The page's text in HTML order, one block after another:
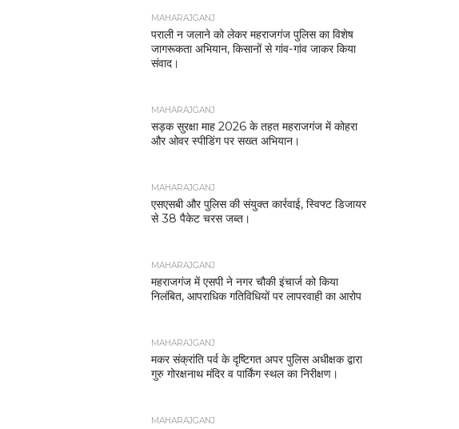
MAHARAJGANJ
पराली न जलाने को लेकर महराजगंज पुलिस का विशेष
जागरूकता अभियान, किसानों से गांव-गांव जाकर किया
संवाद।
MAHARAJGANJ
सड़क सुरक्षा माह 2026 के तहत महराजगंज में कोहरा
और ओवर स्पीडिंग पर सख्त अभियान।
MAHARAJGANJ
एसएसबी और पुलिस की संयुक्त कार्रवाई, स्विफ्ट डिजायर
से 38 पैकेट चरस जब्त।
MAHARAJGANJ
महराजगंज में एसपी ने नगर चौकी इंचार्ज को किया
निलंबित, आपराधिक गतिविधियों पर लापरवाही का आरोप
MAHARAJGANJ
मकर संक्रांति पर्व के दृष्टिगत अपर पुलिस अधीक्षक द्वारा
गुरु गोरक्षनाथ मंदिर व पार्किंग स्थल का निरीक्षण।
MAHARAJGANJ